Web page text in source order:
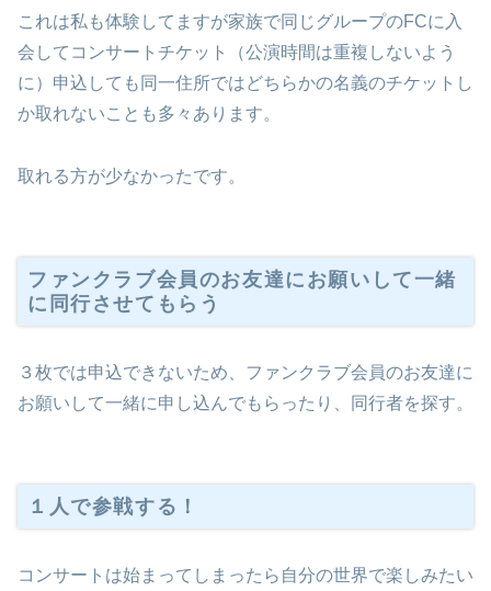
これは私も体験してますが家族で同じグループのFCに入
会してコンサートチケット（公演時間は重複しないよう
に）申込しても同一住所ではどちらかの名義のチケットし
か取れないことも多々あります。
取れる方が少なかったです。
ファンクラブ会員のお友達にお願いして一緒
に同行させてもらう
３枚では申込できないため、ファンクラブ会員のお友達に
お願いして一緒に申し込んでもらったり、同行者を探す。
１人で参戦する！
コンサートは始まってしまったら自分の世界で楽しみたい